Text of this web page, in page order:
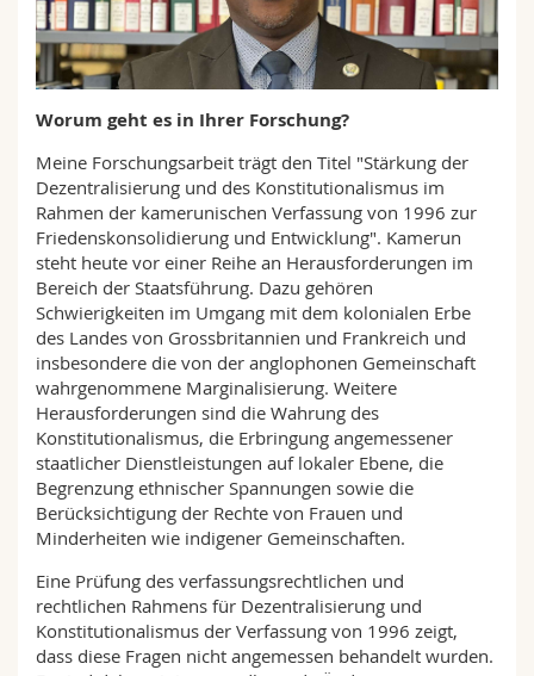
Math.-Nat. und Med. Fak.
Interfakultär
Mitarbeitende
Doktorierende
Webmail
Vorlesungsverzeichnis
Worum geht es in Ihrer Forschung?
Meine Forschungsarbeit trägt den Titel "Stärkung der
Dezentralisierung und des Konstitutionalismus im
Rahmen der kamerunischen Verfassung von 1996 zur
Friedenskonsolidierung und Entwicklung". Kamerun
steht heute vor einer Reihe an Herausforderungen im
Bereich der Staatsführung. Dazu gehören
Schwierigkeiten im Umgang mit dem kolonialen Erbe
des Landes von Grossbritannien und Frankreich und
insbesondere die von der anglophonen Gemeinschaft
wahrgenommene Marginalisierung. Weitere
Herausforderungen sind die Wahrung des
Konstitutionalismus, die Erbringung angemessener
staatlicher Dienstleistungen auf lokaler Ebene, die
Begrenzung ethnischer Spannungen sowie die
Berücksichtigung der Rechte von Frauen und
Minderheiten wie indigener Gemeinschaften.
Eine Prüfung des verfassungsrechtlichen und
rechtlichen Rahmens für Dezentralisierung und
Konstitutionalismus der Verfassung von 1996 zeigt,
dass diese Fragen nicht angemessen behandelt wurden.